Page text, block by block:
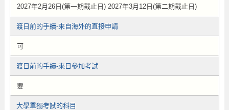
2027年2月26日(第一期截止日) 2027年3月12日(第二期截止日)
渡日前的手續-來自海外的直接申請
可
渡日前的手續-來日參加考試
要
大學單獨考試的科目